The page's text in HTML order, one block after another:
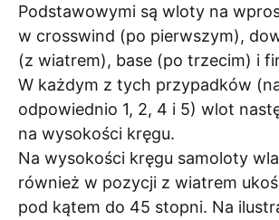
Podstawowymi są wloty na
w crosswind (po pierwszym),
(z wiatrem), base (po trzecim) i
W każdym z tych przypadków
odpowiednio 1, 2, 4 i 5) wlot
na wysokości kręgu.
Na wysokości kręgu samoloty
również w pozycji z wiatrem
pod kątem do 45 stopni. Na